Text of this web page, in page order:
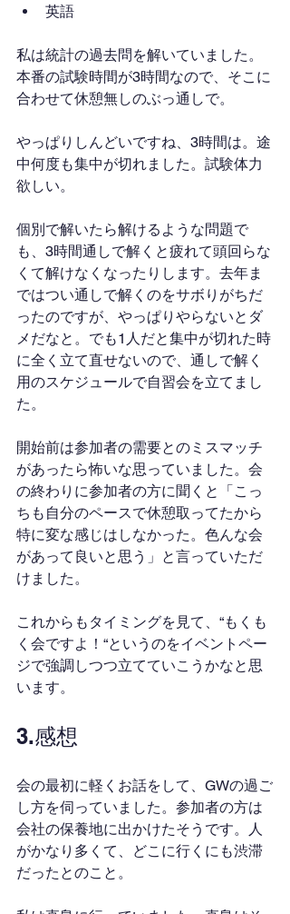
英語
私は統計の過去問を解いていました。
本番の試験時間が3時間なので、そこに
合わせて休憩無しのぶっ通しで。
やっぱりしんどいですね、3時間は。途
中何度も集中が切れました。試験体力
欲しい。
個別で解いたら解けるような問題で
も、3時間通しで解くと疲れて頭回らな
くて解けなくなったりします。去年ま
ではつい通しで解くのをサボりがちだ
ったのですが、やっぱりやらないとダ
メだなと。でも1人だと集中が切れた時
に全く立て直せないので、通しで解く
用のスケジュールで自習会を立てまし
た。
開始前は参加者の需要とのミスマッチ
があったら怖いな思っていました。会
の終わりに参加者の方に聞くと「こっ
ちも自分のペースで休憩取ってたから
特に変な感じはしなかった。色んな会
があって良いと思う」と言っていただ
けました。
これからもタイミングを見て、“もくも
く会ですよ！“というのをイベントペー
ジで強調しつつ立てていこうかなと思
います。
3.感想
会の最初に軽くお話をして、GWの過ご
し方を伺っていました。参加者の方は
会社の保養地に出かけたそうです。人
がかなり多くて、どこに行くにも渋滞
だったとのこと。